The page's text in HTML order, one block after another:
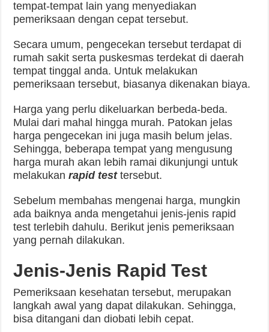
tempat-tempat lain yang menyediakan
pemeriksaan dengan cepat tersebut.
Secara umum, pengecekan tersebut terdapat di
rumah sakit serta puskesmas terdekat di daerah
tempat tinggal anda. Untuk melakukan
pemeriksaan tersebut, biasanya dikenakan biaya.
Harga yang perlu dikeluarkan berbeda-beda.
Mulai dari mahal hingga murah. Patokan jelas
harga pengecekan ini juga masih belum jelas.
Sehingga, beberapa tempat yang mengusung
harga murah akan lebih ramai dikunjungi untuk
melakukanrapid testtersebut.
Sebelum membahas mengenai harga, mungkin
ada baiknya anda mengetahui jenis-jenis rapid
test terlebih dahulu. Berikut jenis pemeriksaan
yang pernah dilakukan.
Jenis-Jenis Rapid Test
Pemeriksaan kesehatan tersebut, merupakan
langkah awal yang dapat dilakukan. Sehingga,
bisa ditangani dan diobati lebih cepat.